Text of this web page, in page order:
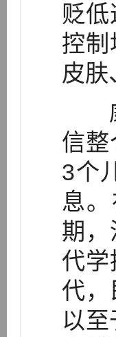
贬
控制
皮肤
威
信整
3个
息
期，
代学
代，
以